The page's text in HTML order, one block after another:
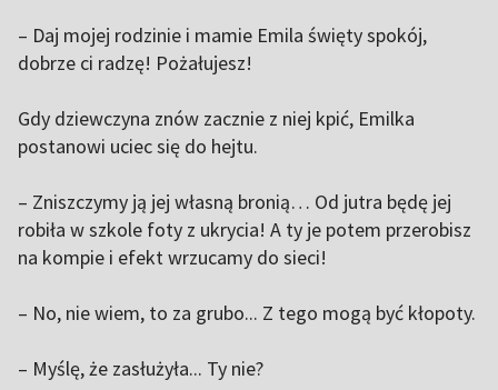
– Daj mojej rodzinie i mamie Emila święty spokój,
dobrze ci radzę! Pożałujesz!
Gdy dziewczyna znów zacznie z niej kpić, Emilka
postanowi uciec się do hejtu.
– Zniszczymy ją jej własną bronią… Od jutra będę jej
robiła w szkole foty z ukrycia! A ty je potem przerobisz
na kompie i efekt wrzucamy do sieci!
– No, nie wiem, to za grubo... Z tego mogą być kłopoty.
– Myślę, że zasłużyła... Ty nie?